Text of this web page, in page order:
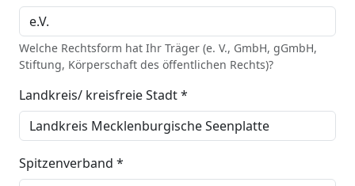
Welche Rechtsform hat Ihr Träger (e. V., GmbH, gGmbH,
Stiftung, Körperschaft des öffentlichen Rechts)?
Landkreis/ kreisfreie Stadt *
Spitzenverband *